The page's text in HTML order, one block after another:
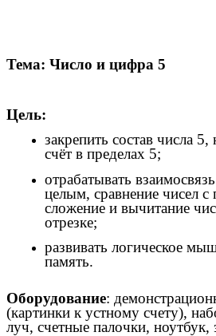
Тема: Число и цифра 5
Цель:
закрепить состав числа
счёт в пределах 5;
отрабатывать
целым, сравнение чисел
сложение и вычитание
отрезке;
развивать логическое
память.
Оборудование:
(картинки к устному счету),
луч, счетные палочки, ноутбук,